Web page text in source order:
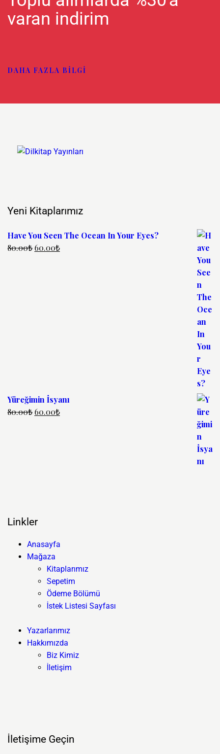
varan indirim
DAHA FAZLA BILGI
Yeni Kitaplarımız
Have You Seen The Ocean In Your Eyes?
80.00₺ 60.00₺
Yüreğimin İsyanı
80.00₺ 60.00₺
Linkler
Anasayfa
Mağaza
Kitaplarımız
Sepetim
Ödeme Bölümü
İstek Listesi Sayfası
Yazarlarımız
Hakkımızda
Biz Kimiz
İletişim
İletişime Geçin